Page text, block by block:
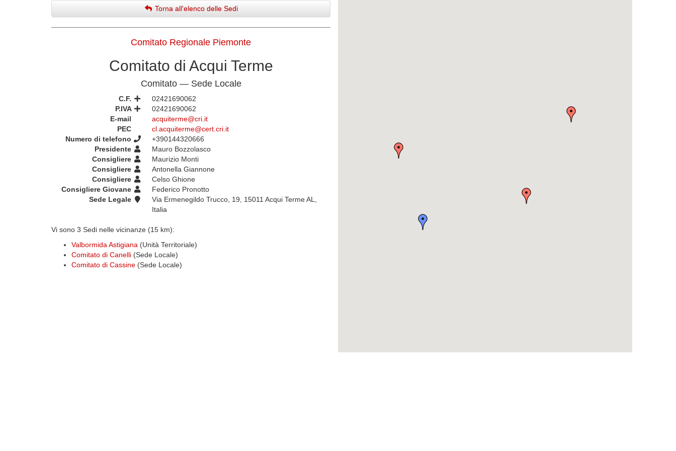
Torna all'elenco delle Sedi
Comitato Regionale Piemonte
Comitato di Acqui Terme
Comitato — Sede Locale
C.F.
02421690062
P.IVA
02421690062
E-mail
acquiterme@cri.it
PEC
cl.acquiterme@cert.cri.it
Numero di telefono
+390144320666
Presidente
Mauro Bozzolasco
Consigliere
Maurizio Monti
Consigliere
Antonella Giannone
Consigliere
Celso Ghione
Consigliere Giovane
Federico Pronotto
Sede Legale
Via Ermenegildo Trucco, 19, 15011 Acqui Terme AL,
Italia
Vi sono 3 Sedi nelle vicinanze (15 km):
Valbormida Astigiana (Unità Territoriale)
Comitato di Canelli (Sede Locale)
Comitato di Cassine (Sede Locale)